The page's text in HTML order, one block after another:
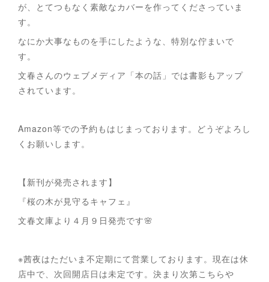
が、とてつもなく素敵なカバーを作ってくださっていま
す。
なにか大事なものを手にしたような、特別な佇まいで
す。
文春さんのウェブメディア「本の話」では書影もアップ
されています。
Amazon等での予約もはじまっております。どうぞよろし
くお願いします。
【新刊が発売されます】
『桜の木が見守るキャフェ』
文春文庫より４月９日発売です🌸
※茜夜はただいま不定期にて営業しております。現在は休
店中で、次回開店日は未定です。決まり次第こちらや